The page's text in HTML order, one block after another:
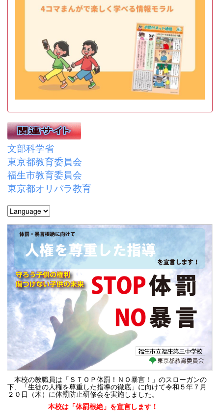
文部科学省
東京都教育委員会
福生市教育委員会
東京都オリパラ教育
本校の教職員は「ＳＴＯＰ体罰！ＮＯ暴言！」のスローガンの
下、「生徒の人権を尊重した指導の徹底」に向けて令和５年７月
２０日（木）に体罰防止研修会を実施しました。
本校は「体罰根絶」を宣言します！